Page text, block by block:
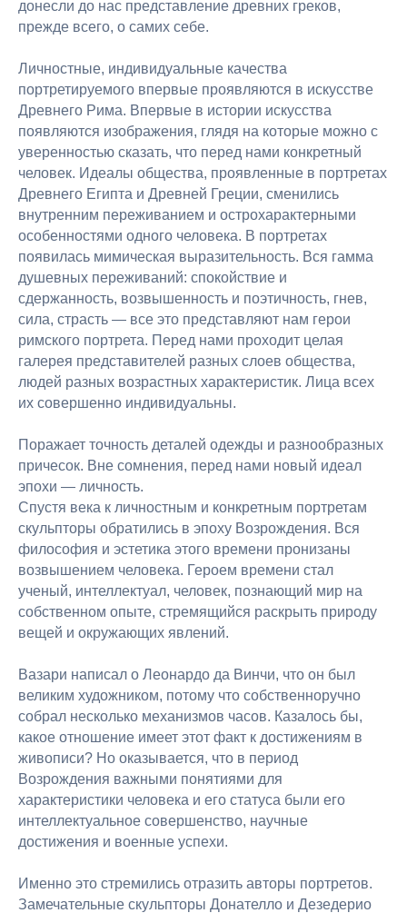
донесли до нас представление древних греков,
прежде всего, о самих себе.
Личностные, индивидуальные качества
портретируемого впервые проявляются в искусстве
Древнего Рима. Впервые в истории искусства
появляются изображения, глядя на которые можно с
уверенностью сказать, что перед нами конкретный
человек. Идеалы общества, проявленные в портретах
Древнего Египта и Древней Греции, сменились
внутренним переживанием и острохарактерными
особенностями одного человека. В портретах
появилась мимическая выразительность. Вся гамма
душевных переживаний: спокойствие и
сдержанность, возвышенность и поэтичность, гнев,
сила, страсть — все это представляют нам герои
римского портрета. Перед нами проходит целая
галерея представителей разных слоев общества,
людей разных возрастных характеристик. Лица всех
их совершенно индивидуальны.
Поражает точность деталей одежды и разнообразных
причесок. Вне сомнения, перед нами новый идеал
эпохи — личность.
Спустя века к личностным и конкретным портретам
скульпторы обратились в эпоху Возрождения. Вся
философия и эстетика этого времени пронизаны
возвышением человека. Героем времени стал
ученый, интеллектуал, человек, познающий мир на
собственном опыте, стремящийся раскрыть природу
вещей и окружающих явлений.
Вазари написал о Леонардо да Винчи, что он был
великим художником, потому что собственноручно
собрал несколько механизмов часов. Казалось бы,
какое отношение имеет этот факт к достижениям в
живописи? Но оказывается, что в период
Возрождения важными понятиями для
характеристики человека и его статуса были его
интеллектуальное совершенство, научные
достижения и военные успехи.
Именно это стремились отразить авторы портретов.
Замечательные скульпторы Донателло и Дезедерио